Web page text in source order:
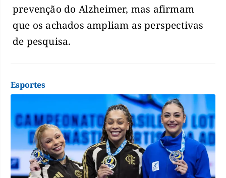
prevenção do Alzheimer, mas afirmam
que os achados ampliam as perspectivas
de pesquisa.
Esportes